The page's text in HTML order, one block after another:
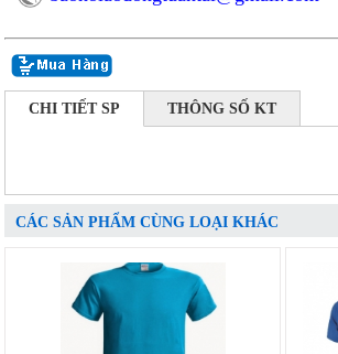
CHI TIẾT SP THÔNG SỐ KT
CÁC SẢN PHẨM CÙNG LOẠI KHÁC